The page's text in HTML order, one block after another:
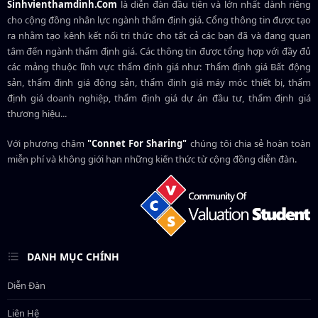
Sinhvienthamdinh.Com là diễn đàn đầu tiên và lớn nhất dành riêng
cho cộng đồng nhân lực ngànhthẩm định giá. Cổng thông tin được tạo
ra nhằm tạo kênh kết nối tri thức cho tất cả các bạn đã và đang quan
tâm đến ngành thẩm định giá. Các thông tin được tổng hợp với đầy đủ
các mảng thuộc lĩnh vực thẩm định giá như: Thẩm định giá Bất động
sản, thẩm định giá động sản, thẩm định giá máy móc thiết bị, thẩm
định giá doanh nghiệp, thẩm định giá dự án đầu tư, thẩm định giá
thương hiệu...
Với phương châm"Connet For Sharing" chúng tôi chia sẻ hoàn toàn
miễn phí và không giới hạn những kiến thức từ cộng đồng diễn đàn.
DANH MỤC CHÍNH
Diễn Đàn
Liên Hệ